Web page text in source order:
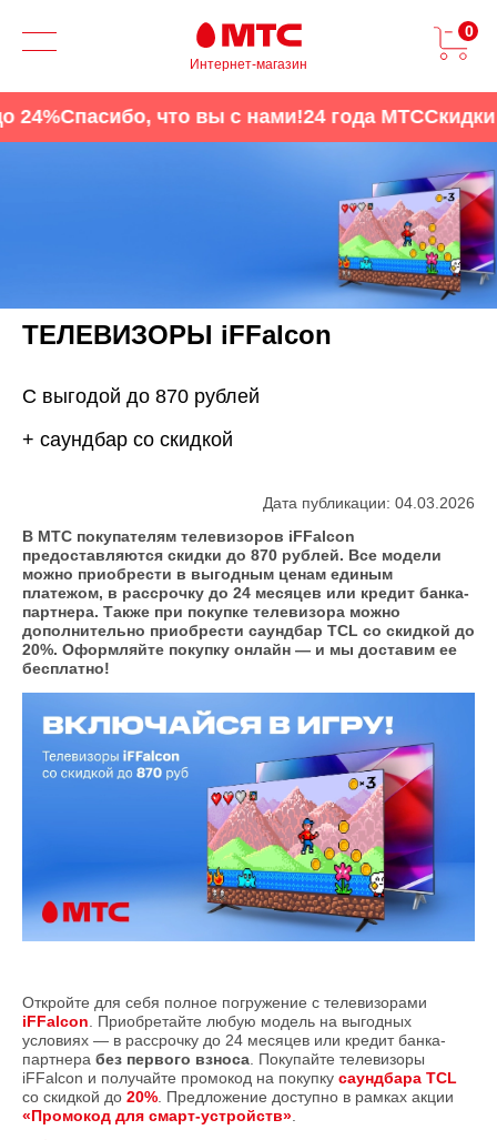
Интернет-магазин
0
Спасибо, что вы с нами!24 года МТССкидки
ТЕЛЕВИЗОРЫ iFFalcon
С выгодой до 870 рублей
+ саундбар со скидкой
Дата публикации: 04.03.2026
В МТС покупателям телевизоров iFFalcon
предоставляются скидки до 870 рублей. Все модели
можно приобрести в выгодным ценам единым
платежом, в рассрочку до 24 месяцев или кредит банка-
партнера. Также при покупке телевизора можно
дополнительно приобрести саундбар TCL со скидкой до
20%. Оформляйте покупку онлайн — и мы доставим ее
бесплатно!
Откройте для себя полное погружение с телевизорами
iFFalcon. Приобретайте любую модель на выгодных
условиях — в рассрочку до 24 месяцев или кредит банка-
партнера без первого взноса. Покупайте телевизоры
iFFalcon и получайте промокод на покупку саундбара TCL
со скидкой до 20%. Предложение доступно в рамках акции
«Промокод для смарт-устройств».